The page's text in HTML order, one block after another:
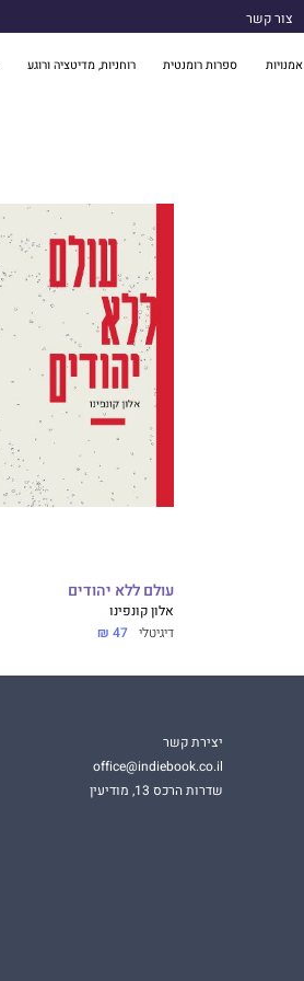
צור קשר
אמנויות ספרות רומנטית רוחניות, מדיטציה ורוגע
עולם ללא יהודים
אלון קונפינו
דיגיטלי 47 ₪
יצירת קשר
office@indiebook.co.il
שדרות הרכס 13, מודיעין